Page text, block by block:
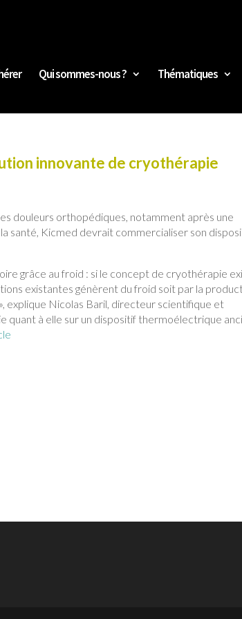
Qui sommes-nous ? Thématiques
innovante de cryothérapie
douleurs orthopédiques, notamment après une
santé, Kicmed devrait commercialiser son
grâce au froid : si le concept de cryothérapie
existantes génèrent du froid soit par la
explique Nicolas Baril, directeur scientifique et
quant à elle sur un dispositif thermoélectrique